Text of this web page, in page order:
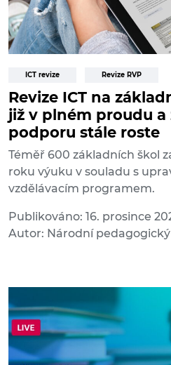
ICT revize Revize RVP
Revize ICT na
již v plném proudu a
podporu stále roste
Téměř 600 základních škol
roku výuku v souladu s
vzdělávacím programem.
Publikováno: 16. prosince
Autor: Národní